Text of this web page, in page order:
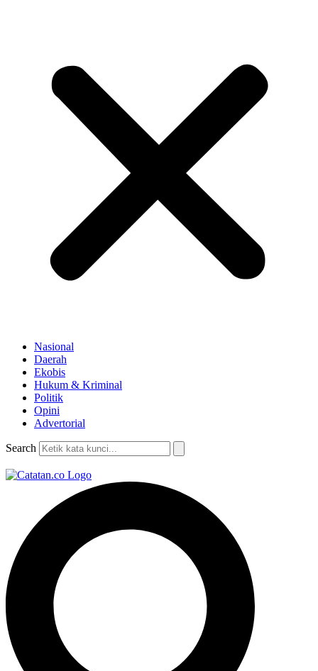
Nasional
Daerah
Ekobis
Hukum & Kriminal
Politik
Opini
Advertorial
Search